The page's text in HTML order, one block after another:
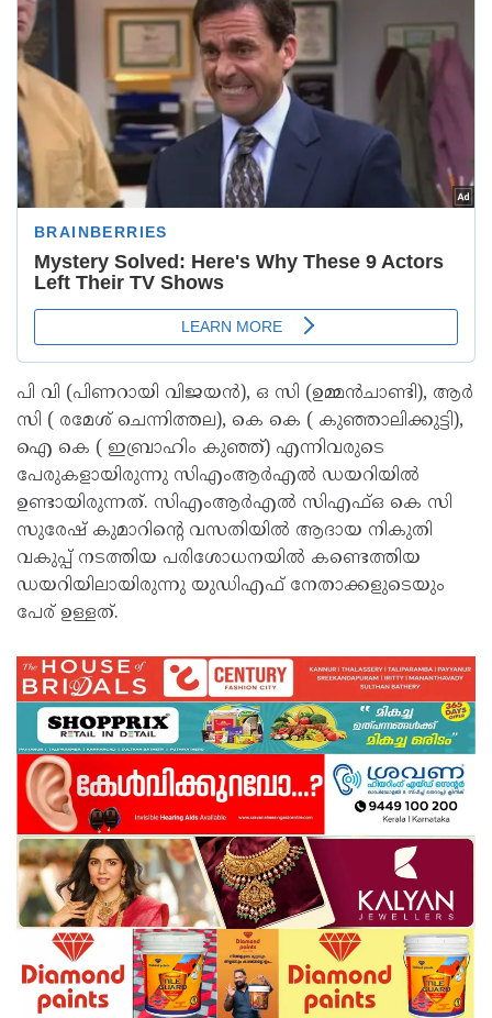
പി വി (പിണറായി വിജയൻ), ഒ സി (ഉമ്മൻചാണ്ടി), ആർ
സി ( രമേശ് ചെന്നിത്തല), കെ കെ ( കുഞ്ഞാലിക്കുട്ടി),
ഐ കെ ( ഇബ്രാഹിം കുഞ്ഞ്) എന്നിവരുടെ
പേരുകളായിരുന്നു സിഎംആർഎൽ ഡയറിയിൽ
ഉണ്ടായിരുന്നത്. സിഎംആർഎൽ സിഎഫ്ഒ കെ സി
സുരേഷ് കുമാറിന്റെ വസതിയിൽ ആദായ നികുതി
വകുപ്പ് നടത്തിയ പരിശോധനയിൽ കണ്ടെത്തിയ
ഡയറിയിലായിരുന്നു യുഡിഎഫ് നേതാക്കളുടെയും
പേര് ഉള്ളത്.